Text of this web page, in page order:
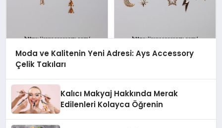
Moda ve Kalitenin Yeni Adresi: Ays Accessory
Çelik Takıları
Kalıcı Makyaj Hakkında Merak
Edilenleri Kolayca Öğrenin